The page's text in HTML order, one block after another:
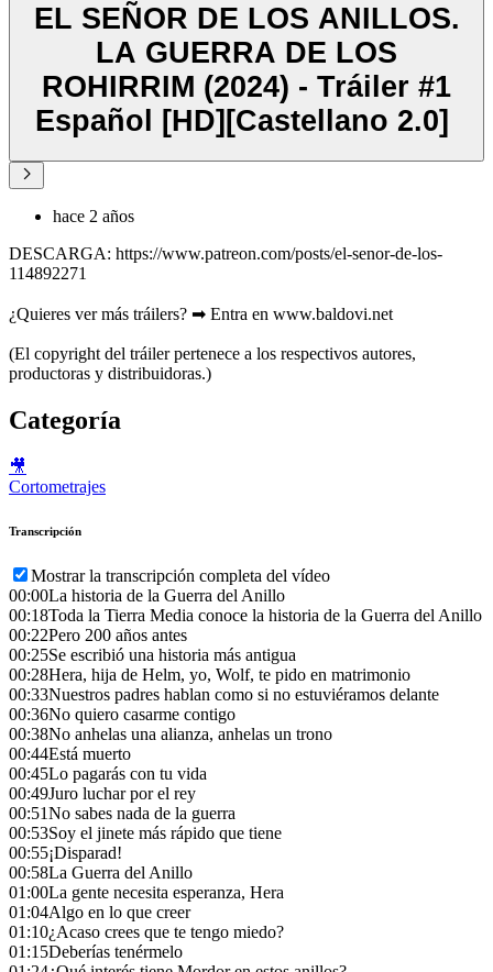
EL SEÑOR DE LOS ANILLOS.
LA GUERRA DE LOS
ROHIRRIM (2024) - Tráiler #1
Español [HD][Castellano 2.0] ️
hace 2 años
DESCARGA: https://www.patreon.com/posts/el-senor-de-los-
114892271
¿Quieres ver más tráilers? ➡ Entra en www.baldovi.net
(El copyright del tráiler pertenece a los respectivos autores,
productoras y distribuidoras.)
Categoría
🎥
Cortometrajes
Transcripción
Mostrar la transcripción completa del vídeo
00:00La historia de la Guerra del Anillo
00:18Toda la Tierra Media conoce la historia de la Guerra del Anillo
00:22Pero 200 años antes
00:25Se escribió una historia más antigua
00:28Hera, hija de Helm, yo, Wolf, te pido en matrimonio
00:33Nuestros padres hablan como si no estuviéramos delante
00:36No quiero casarme contigo
00:38No anhelas una alianza, anhelas un trono
00:44Está muerto
00:45Lo pagarás con tu vida
00:49Juro luchar por el rey
00:51No sabes nada de la guerra
00:53Soy el jinete más rápido que tiene
00:55¡Disparad!
00:58La Guerra del Anillo
01:00La gente necesita esperanza, Hera
01:04Algo en lo que creer
01:10¿Acaso crees que te tengo miedo?
01:15Deberías tenérmelo